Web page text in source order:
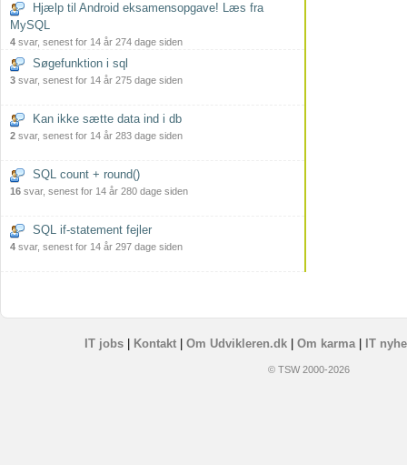
Hjælp til Android eksamensopgave! Læs fra
MySQL
4 svar, senest for 14 år 274 dage siden
Søgefunktion i sql
3 svar, senest for 14 år 275 dage siden
Kan ikke sætte data ind i db
2 svar, senest for 14 år 283 dage siden
SQL count + round()
16 svar, senest for 14 år 280 dage siden
SQL if-statement fejler
4 svar, senest for 14 år 297 dage siden
IT jobs| Kontakt| Om Udvikleren.dk| Om karma| IT
© TSW 2000-2026